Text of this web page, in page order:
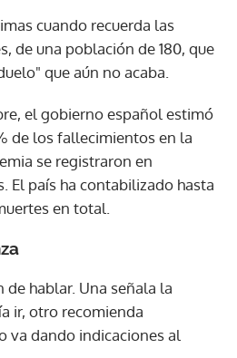
cuando recuerda las
de una población de 180, que
que aún no acaba.
el gobierno español estimó
de los fallecimientos en la
se registraron en
El país ha contabilizado hasta
en total.
de hablar. Una señala la
ir, otro recomienda
va dando indicaciones al